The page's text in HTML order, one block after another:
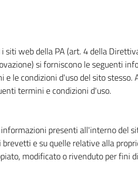
siti web della PA (art. 4 della
si forniscono le seguenti
le condizioni d'uso del sito stesso.
termini e condizioni d'uso.
presenti all'interno del
e su quelle relative alla
modificato o rivenduto per fini